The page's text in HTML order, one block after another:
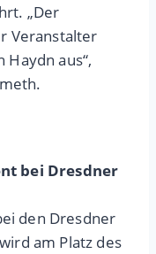
„Der
Veranstalter
Haydn aus“,
bei Dresdner
den Dresdner
am Platz des